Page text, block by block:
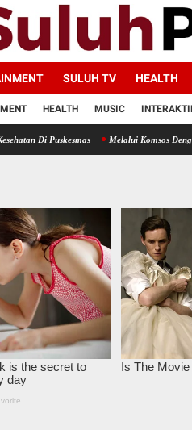
SULUH TV HEALTH
HEALTH MUSIC
Melalui Komsos Dengan Warga,